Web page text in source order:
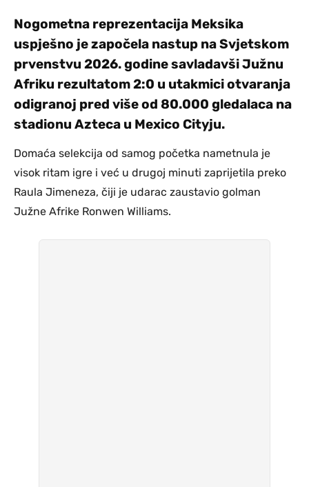
Nogometna reprezentacija Meksika
uspješno je započela nastup na Svjetskom
prvenstvu 2026. godine savladavši Južnu
Afriku rezultatom 2:0 u utakmici otvaranja
odigranoj pred više od 80.000 gledalaca na
stadionu Azteca u Mexico Cityju.
Domaća selekcija od samog početka nametnula je
visok ritam igre i već u drugoj minuti zaprijetila preko
Raula Jimeneza, čiji je udarac zaustavio golman
Južne Afrike Ronwen Williams.